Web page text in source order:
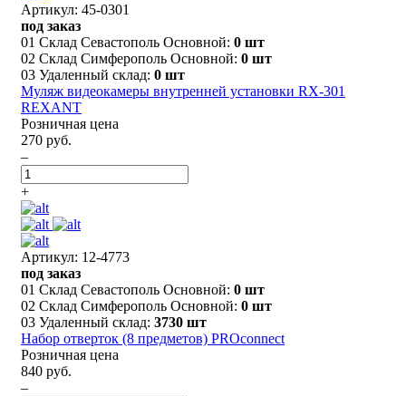
Артикул: 45-0301
под заказ
01 Склад Севастополь Основной: 0 шт
02 Склад Симферополь Основной: 0 шт
03 Удаленный склад: 0 шт
Муляж видеокамеры внутренней установки RX-301
REXANT
Розничная цена
270 руб.
–
+
Артикул: 12-4773
под заказ
01 Склад Севастополь Основной: 0 шт
02 Склад Симферополь Основной: 0 шт
03 Удаленный склад: 3730 шт
Набор отверток (8 предметов) PROconnect
Розничная цена
840 руб.
–